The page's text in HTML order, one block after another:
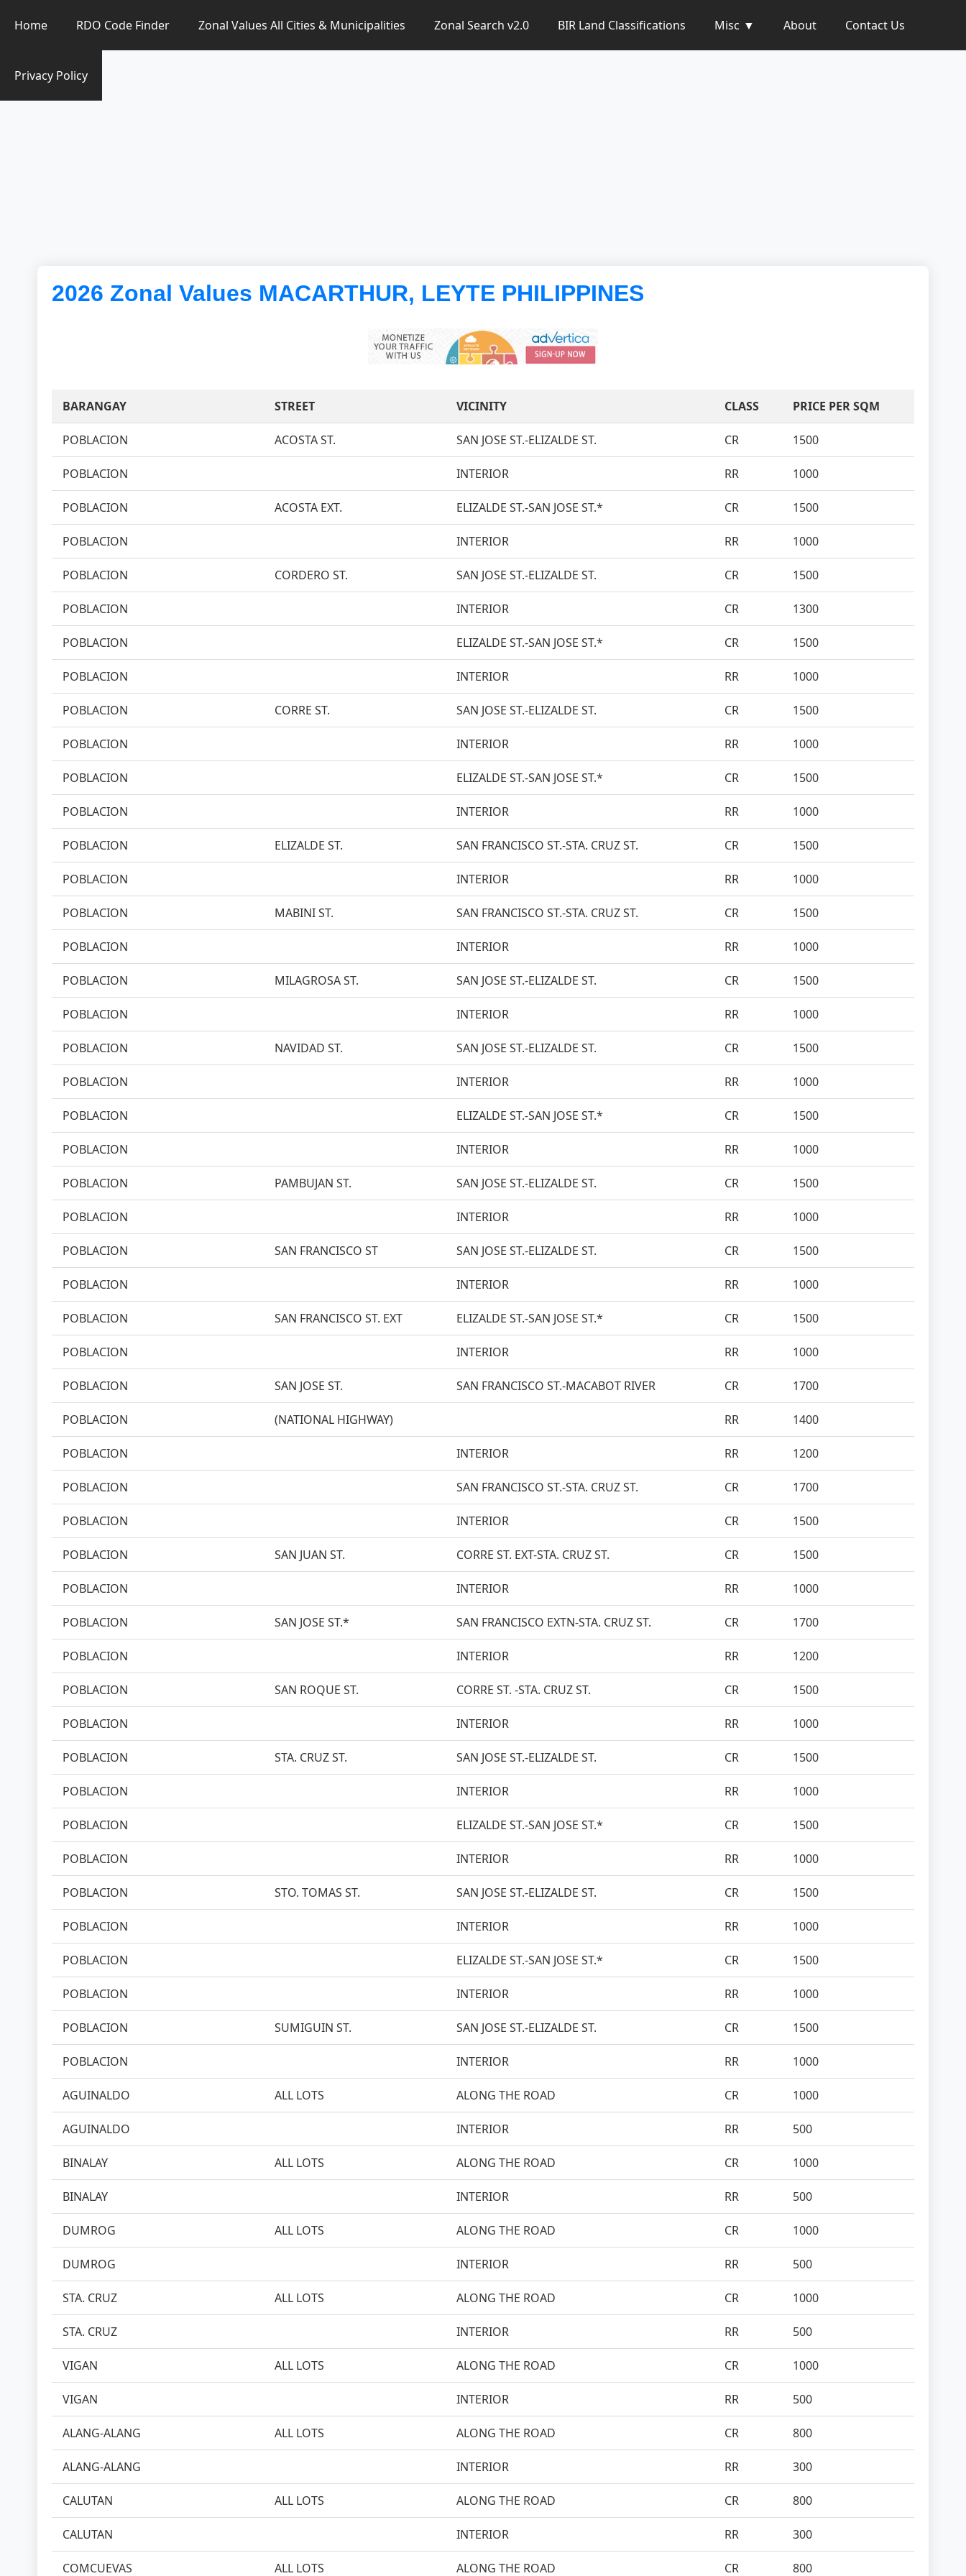
Zonal Value Finder PH
Home RDO Code Finder Zonal Values All Cities & Municipalities Zonal Search v2.0 BIR Land Classifications Misc About Contact Us
Privacy Policy
2026 Zonal Values MACARTHUR, LEYTE PHILIPPINES
BARANGAY STREET VICINITY CLASS PRICE PER SQM
POBLACION ACOSTA ST. SAN JOSE ST.-ELIZALDE ST. CR 1500
POBLACION INTERIOR RR 1000
POBLACION ACOSTA EXT. ELIZALDE ST.-SAN JOSE ST.* CR 1500
POBLACION INTERIOR RR 1000
POBLACION CORDERO ST. SAN JOSE ST.-ELIZALDE ST. CR 1500
POBLACION INTERIOR CR 1300
POBLACION ELIZALDE ST.-SAN JOSE ST.* CR 1500
POBLACION INTERIOR RR 1000
POBLACION CORRE ST. SAN JOSE ST.-ELIZALDE ST. CR 1500
POBLACION INTERIOR RR 1000
POBLACION ELIZALDE ST.-SAN JOSE ST.* CR 1500
POBLACION INTERIOR RR 1000
POBLACION ELIZALDE ST. SAN FRANCISCO ST.-STA. CRUZ ST. CR 1500
POBLACION INTERIOR RR 1000
POBLACION MABINI ST. SAN FRANCISCO ST.-STA. CRUZ ST. CR 1500
POBLACION INTERIOR RR 1000
POBLACION MILAGROSA ST. SAN JOSE ST.-ELIZALDE ST. CR 1500
POBLACION INTERIOR RR 1000
POBLACION NAVIDAD ST. SAN JOSE ST.-ELIZALDE ST. CR 1500
POBLACION INTERIOR RR 1000
POBLACION ELIZALDE ST.-SAN JOSE ST.* CR 1500
POBLACION INTERIOR RR 1000
POBLACION PAMBUJAN ST. SAN JOSE ST.-ELIZALDE ST. CR 1500
POBLACION INTERIOR RR 1000
POBLACION SAN FRANCISCO ST SAN JOSE ST.-ELIZALDE ST. CR 1500
POBLACION INTERIOR RR 1000
POBLACION SAN FRANCISCO ST. EXT ELIZALDE ST.-SAN JOSE ST.* CR 1500
POBLACION INTERIOR RR 1000
POBLACION SAN JOSE ST. SAN FRANCISCO ST.-MACABOT RIVER CR 1700
POBLACION (NATIONAL HIGHWAY) RR 1400
POBLACION INTERIOR RR 1200
POBLACION SAN FRANCISCO ST.-STA. CRUZ ST. CR 1700
POBLACION INTERIOR CR 1500
POBLACION SAN JUAN ST. CORRE ST. EXT-STA. CRUZ ST. CR 1500
POBLACION INTERIOR RR 1000
POBLACION SAN JOSE ST.* SAN FRANCISCO EXTN-STA. CRUZ ST. CR 1700
POBLACION INTERIOR RR 1200
POBLACION SAN ROQUE ST. CORRE ST. -STA. CRUZ ST. CR 1500
POBLACION INTERIOR RR 1000
POBLACION STA. CRUZ ST. SAN JOSE ST.-ELIZALDE ST. CR 1500
POBLACION INTERIOR RR 1000
POBLACION ELIZALDE ST.-SAN JOSE ST.* CR 1500
POBLACION INTERIOR RR 1000
POBLACION STO. TOMAS ST. SAN JOSE ST.-ELIZALDE ST. CR 1500
POBLACION INTERIOR RR 1000
POBLACION ELIZALDE ST.-SAN JOSE ST.* CR 1500
POBLACION INTERIOR RR 1000
POBLACION SUMIGUIN ST. SAN JOSE ST.-ELIZALDE ST. CR 1500
POBLACION INTERIOR RR 1000
AGUINALDO ALL LOTS ALONG THE ROAD CR 1000
AGUINALDO INTERIOR RR 500
BINALAY ALL LOTS ALONG THE ROAD CR 1000
BINALAY INTERIOR RR 500
DUMROG ALL LOTS ALONG THE ROAD CR 1000
DUMROG INTERIOR RR 500
STA. CRUZ ALL LOTS ALONG THE ROAD CR 1000
STA. CRUZ INTERIOR RR 500
VIGAN ALL LOTS ALONG THE ROAD CR 1000
VIGAN INTERIOR RR 500
ALANG-ALANG ALL LOTS ALONG THE ROAD CR 800
ALANG-ALANG INTERIOR RR 300
CALUTAN ALL LOTS ALONG THE ROAD CR 800
CALUTAN INTERIOR RR 300
COMCUEVAS ALL LOTS ALONG THE ROAD CR 800